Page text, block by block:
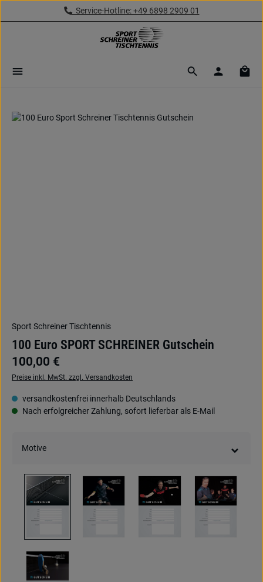
Zum Hauptinhalt springenService-Hotline: +49 6898 2909 01
Bildergalerie überspringen
Sport Schreiner Tischtennis
100 Euro SPORT SCHREINER Gutschein
100,00 €
Preise inkl. MwSt. zzgl. Versandkosten
versandkostenfrei innerhalb Deutschlands
Nach erfolgreicher Zahlung, sofort lieferbar als E-Mail
Motive